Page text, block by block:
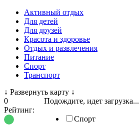
Активный отдых
Для детей
Для друзей
Красота и здоровье
Отдых и развлечения
Питание
Спорт
Транспорт
↓ Развернуть карту ↓
Подождите, идет загрузка...
Спорт
0
Рейтинг: